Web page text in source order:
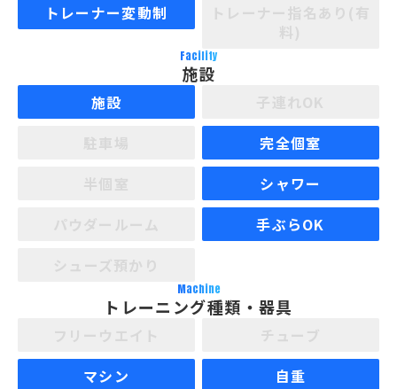
トレーナー変動制
Facility
施設
施設
完全個室
シャワー
手ぶらOK
Machine
トレーニング種類・器具
マシン
自重